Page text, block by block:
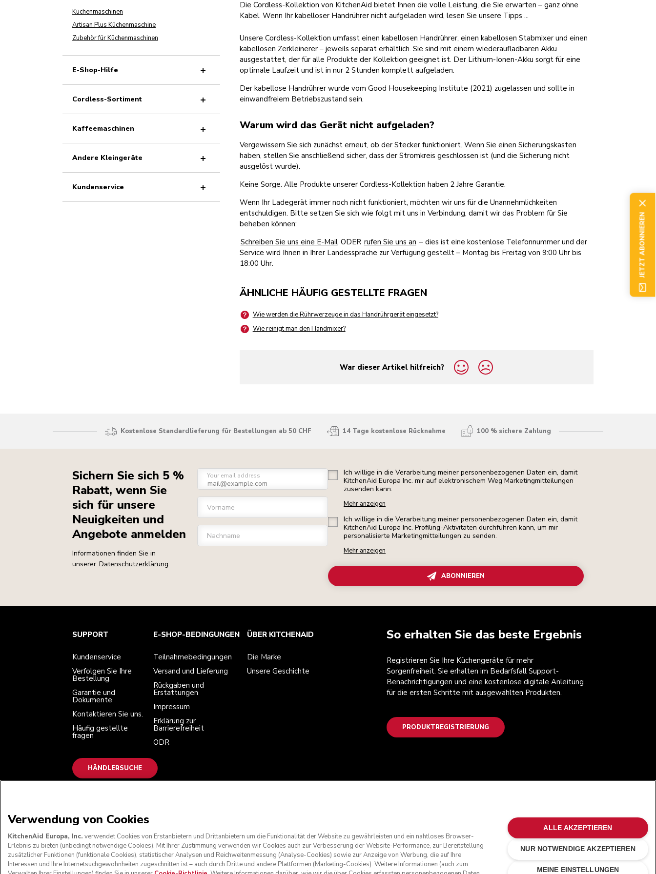
Die Cordless-Kollektion von KitchenAid bietet Ihnen die volle Leistung, die Sie erwarten – ganz ohne
Kabel. Wenn Ihr kabelloser Handrührer nicht aufgeladen wird, lesen Sie unsere Tipps ...
Unsere Cordless-Kollektion umfasst einen kabellosen Handrührer, einen kabellosen Stabmixer und einen
kabellosen Zerkleinerer – jeweils separat erhältlich. Sie sind mit einem wiederaufladbaren Akku
ausgestattet, der für alle Produkte der Kollektion geeignet ist. Der Lithium-Ionen-Akku sorgt für eine
optimale Laufzeit und ist in nur 2 Stunden komplett aufgeladen.
Der kabellose Handrührer wurde vom Good Housekeeping Institute (2021) zugelassen und sollte in
einwandfreiem Betriebszustand sein.
Warum wird das Gerät nicht aufgeladen?
Vergewissern Sie sich zunächst erneut, ob der Stecker funktioniert. Wenn Sie einen Sicherungskasten
haben, stellen Sie anschließend sicher, dass der Stromkreis geschlossen ist (und die Sicherung nicht
ausgelöst wurde).
Keine Sorge. Alle Produkte unserer Cordless-Kollektion haben 2 Jahre Garantie.
Wenn Ihr Ladegerät immer noch nicht funktioniert, möchten wir uns für die Unannehmlichkeiten
entschuldigen. Bitte setzen Sie sich wie folgt mit uns in Verbindung, damit wir das Problem für Sie
beheben können:
Schreiben Sie uns eine E-Mail ODER rufen Sie uns an – dies ist eine kostenlose Telefonnummer und der
Service wird Ihnen in Ihrer Landessprache zur Verfügung gestellt – Montag bis Freitag von 9:00 Uhr bis
18:00 Uhr.
ÄHNLICHE HÄUFIG GESTELLTE FRAGEN
Wie werden die Rührwerzeuge in das Handrührgerät eingesetzt?
Wie reinigt man den Handmixer?
War dieser Artikel hilfreich?
yes
no
Küchenmaschinen
Artisan Plus Küchenmaschine
Zubehör für Küchenmaschinen
E-Shop-Hilfe
Cordless-Sortiment
Kaffeemaschinen
Andere Kleingeräte
Kundenservice
Kostenlose Standardlieferung für Bestellungen ab 50 CHF 14 Tage kostenlose Rücknahme 100 % sichere Zahlung
Sichern Sie sich 5 %
Rabatt, wenn Sie
sich für unsere
Neuigkeiten und
Angebote anmelden
Informationen finden Sie in
unserer Datenschutzerklärung
Your email address
Vorname
Nachname
Ich willige in die Verarbeitung meiner personenbezogenen Daten ein, damit
KitchenAid Europa Inc. mir auf elektronischem Weg Marketingmitteilungen
zusenden kann.
Mehr anzeigen
Ich willige in die Verarbeitung meiner personenbezogenen Daten ein, damit
KitchenAid Europa Inc. Profiling-Aktivitäten durchführen kann, um mir
personalisierte Marketingmitteilungen zu senden.
Mehr anzeigen
ABONNIEREN
So erhalten Sie das beste Ergebnis
Registrieren Sie Ihre Küchengeräte für mehr
Sorgenfreiheit. Sie erhalten im Bedarfsfall Support-
Benachrichtigungen und eine kostenlose digitale Anleitung
für die ersten Schritte mit ausgewählten Produkten.
PRODUKTREGISTRIERUNG
Kundenservice
Verfolgen Sie Ihre Bestellung
Häufig gestellte fragen
Teilnahmebedingungen
Versand und Lieferung
Erklärung zur Barrierefreiheit
Die Marke
Unsere Geschichte
Händlersuche
SUPPORT
Kundenservice
Verfolgen Sie Ihre
Bestellung
Garantie und
Dokumente
Kontaktieren Sie uns.
Häufig gestellte
fragen
E-SHOP-BEDINGUNGEN
Teilnahmebedingungen
Versand und Lieferung
Rückgaben und
Erstattungen
Impressum
Erklärung zur
Barrierefreiheit
ODR
ÜBER KITCHENAID
Die Marke
Unsere Geschichte
HÄNDLERSUCHE
JETZT ABONNIEREN
Verwendung von Cookies
KitchenAid Europa, Inc. verwendet Cookies von Erstanbietern und Drittanbietern um die Funktionalität der Website zu gewährleisten und ein nahtloses Browser-
Erlebnis zu bieten (unbedingt notwendige Cookies). Mit Ihrer Zustimmung verwenden wir Cookies auch zur Verbesserung der Website-Performance, zur Bereitstellung
zusätzlicher Funktionen (funktionale Cookies), statistischer Analysen und Reichweitenmessung (Analyse-Cookies) sowie zur Anzeige von Werbung, die auf Ihre
Interessen und Ihre Internetsuchgewohnheiten zugeschnitten ist – auch durch Dritte und andere Plattformen (Marketing-Cookies). Weitere Informationen (auch zum
MEINE EINSTELLUNGEN
NUR NOTWENDIGE AKZEPTIEREN
ALLE AKZEPTIEREN